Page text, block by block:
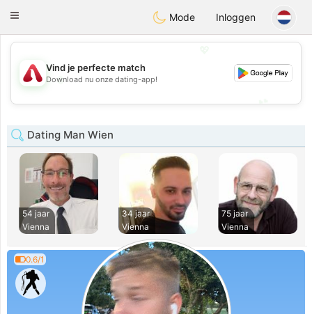
ÖsterreichChat
Toggle
Mode Inloggen
💖
💕
Vind je perfecte match
Download nu onze dating-app!
Dating Man Wien
54 jaar
Vienna
34 jaar
Vienna
75 jaar
Vienna
0.6/1